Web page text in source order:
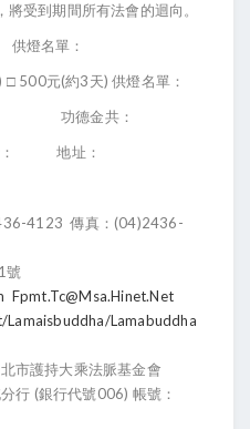
受到期間所有法會的迴向。
元 供燈名單：
□ 500元(約3天) 供燈名單：
場： 功德金共：
電話： 地址：
：
4123 傳真：(04)2436-
號
Fpmt.tc@msa.hinet.net
lamabuddha
市護持大乘法脈基金會
行 (銀行代號006) 帳號：